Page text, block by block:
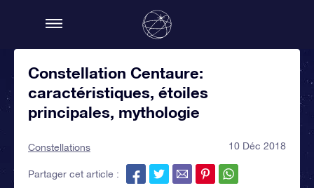
Constellation Centaure:
caractéristiques, étoiles
principales, mythologie
Constellations 10 Déc 2018
Partager cet article :